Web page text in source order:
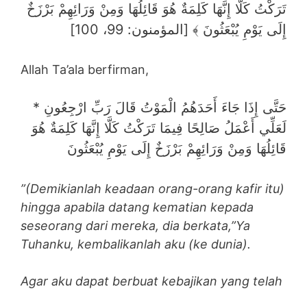
تَرَكْتُ كَلَّا إِنَّهَا كَلِمَةٌ هُوَ قَائِلُهَا وَمِنْ وَرَائِهِمْ بَرْزَخٌ
إِلَى يَوْمِ يُبْعَثُونَ ﴾ [المؤمنون: 99، 100]
Allah Ta’ala berfirman,
حَتَّى إِذَا جَاءَ أَحَدَهُمُ الْمَوْتُ قَالَ رَبِّ ارْجِعُونِ *
لَعَلِّي أَعْمَلُ صَالِحًا فِيمَا تَرَكْتُ كَلَّا إِنَّهَا كَلِمَةٌ هُوَ
قَائِلُهَا وَمِنْ وَرَائِهِمْ بَرْزَخٌ إِلَى يَوْمِ يُبْعَثُونَ
”(Demikianlah keadaan orang-orang kafir itu)
hingga apabila datang kematian kepada
seseorang dari mereka, dia berkata,”Ya
Tuhanku, kembalikanlah aku (ke dunia).
Agar aku dapat berbuat kebajikan yang telah